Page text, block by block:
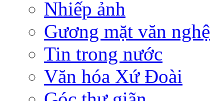
Nhiếp ảnh
Gương mặt văn nghệ
Tin trong nước
Văn hóa Xứ Đoài